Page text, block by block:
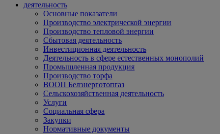
деятельность
Основные показатели
Производство электрической энергии
Производство тепловой энергии
Сбытовая деятельность
Инвестиционная деятельность
Деятельность в сфере естественных монополий
Промышленная продукция
Производство торфа
ВООП Белэнерготопгаз
Сельскохозяйственная деятельность
Услуги
Социальная сфера
Закупки
Нормативные документы